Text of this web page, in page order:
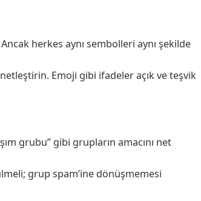
herkes aynı sembolleri aynı şekilde
Emoji gibi ifadeler açık ve teşvik
grubu” gibi grupların amacını net
grup spam’ine dönüşmemesi